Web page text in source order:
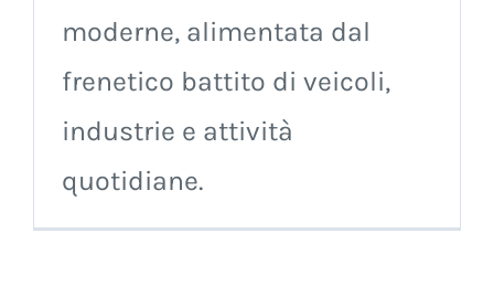
moderne, alimentata dal
frenetico battito di veicoli,
industrie e attività
quotidiane.